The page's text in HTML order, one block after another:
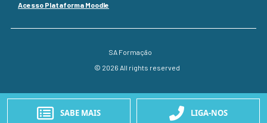
Acesso Plataforma Moodle
SA Formação
© 2026 All rights reserved
SABE MAIS LIGA-NOS